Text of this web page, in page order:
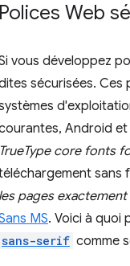
Polices Web
vous développez
sécurisées. Ces
Android et
TrueType core fonts
sans
les pages
MS. Voici à quoi
sans-serif comme